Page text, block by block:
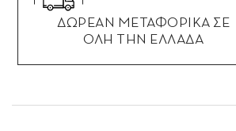
ΔΩΡΕΑΝ ΜΕΤΑΦΟΡΙΚΑ ΣΕ
ΟΛΗ ΤΗΝ ΕΛΛΑΔΑ